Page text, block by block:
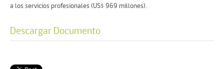
a los servicios profesionales (US$ 969 millones).
Descargar Documento